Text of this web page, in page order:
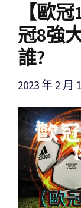
【歐
冠8強
誰?
2023 年 2 月